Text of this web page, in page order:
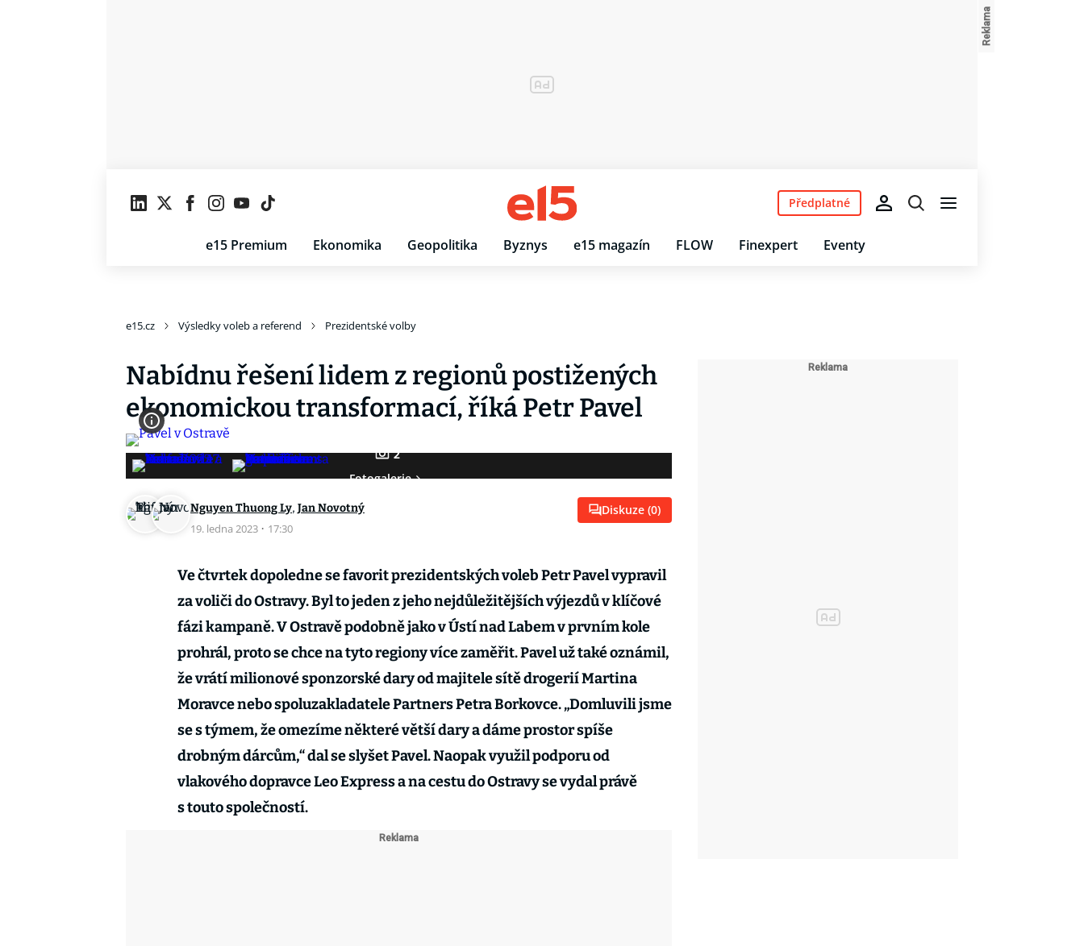
e15 Premium Ekonomika Geopolitika Byznys e15 magazín FLOW Finexpert Eventy
Předplatné
e15.cz Výsledky voleb a referend Prezidentské volby
Nabídnu řešení lidem z regionů postižených
ekonomickou transformací, říká Petr Pavel
2
Fotogalerie
Nguyen Thuong Ly, Jan Novotný
19. ledna 2023 · 17:30
Diskuze (0)
Ve čtvrtek dopoledne se favorit prezidentských voleb Petr Pavel vypravil
za voliči do Ostravy. Byl to jeden z jeho nejdůležitějších výjezdů v klíčové
fázi kampaně. V Ostravě podobně jako v Ústí nad Labem v prvním kole
prohrál, proto se chce na tyto regiony více zaměřit. Pavel už také oznámil,
že vrátí milionové sponzorské dary od majitele sítě drogerií Martina
Moravce nebo spoluzakladatele Partners Petra Borkovce. „Domluvili jsme
se s týmem, že omezíme některé větší dary a dáme prostor spíše
drobným dárcům,“ dal se slyšet Pavel. Naopak využil podporu od
vlakového dopravce Leo Express a na cestu do Ostravy se vydal právě
s touto společností.